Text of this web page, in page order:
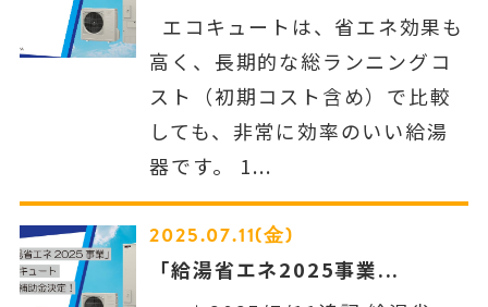
エコキュートは、省エネ効果も
高く、長期的な総ランニングコ
スト（初期コスト含め）で比較
しても、非常に効率のいい給湯
器です。 1...
2025.07.11(金)
「給湯省エネ2025事業...